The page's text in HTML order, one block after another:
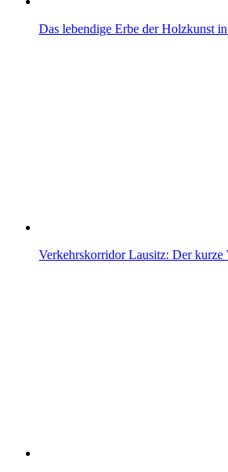
Das lebendige Erbe der Holzkunst
Verkehrskorridor Lausitz: Der